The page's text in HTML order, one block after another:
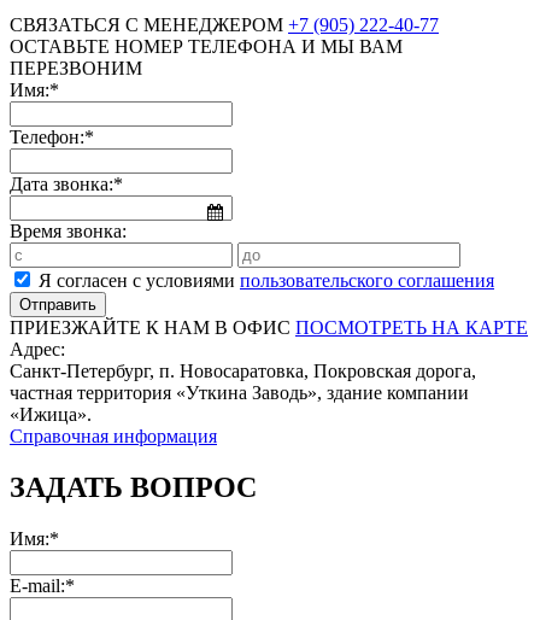
СВЯЗАТЬСЯ С МЕНЕДЖЕРОМ +7 (905) 222-40-77
ОСТАВЬТЕ НОМЕР ТЕЛЕФОНА И МЫ ВАМ
ПЕРЕЗВОНИМ
Имя:*
Телефон:*
Дата звонка:*
Время звонка:
Я согласен с условиями пользовательского соглашения
ПРИЕЗЖАЙТЕ К НАМ В ОФИС ПОСМОТРЕТЬ НА КАРТЕ
Адрес:
Санкт-Петербург, п. Новосаратовка, Покровская дорога,
частная территория «Уткина Заводь», здание компании
«Ижица».
Справочная информация
ЗАДАТЬ ВОПРОС
Имя:*
E-mail:*